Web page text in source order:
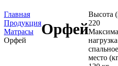
Главная
Продукция
Матрасы
Орфей
Орфей
Высота
220
спальное
место